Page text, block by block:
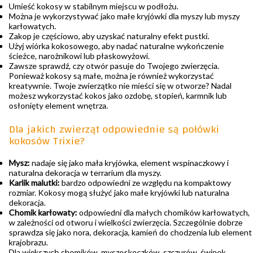
Umieść kokosy w stabilnym miejscu w podłożu.
Można je wykorzystywać jako małe kryjówki dla myszy lub myszy
karłowatych.
Zakop je częściowo, aby uzyskać naturalny efekt pustki.
Użyj wiórka kokosowego, aby nadać naturalne wykończenie
ścieżce, narożnikowi lub płaskowyżowi.
Zawsze sprawdź, czy otwór pasuje do Twojego zwierzęcia.
Ponieważ kokosy są małe, można je również wykorzystać
kreatywnie. Twoje zwierzątko nie mieści się w otworze? Nadal
możesz wykorzystać kokos jako ozdobę, stopień, karmnik lub
osłonięty element wnętrza.
Dla jakich zwierząt odpowiednie są połówki
kokosów Trixie?
Mysz:nadaje się jako mała kryjówka, element wspinaczkowy i
naturalna dekoracja w terrarium dla myszy.
Karlik malutki:bardzo odpowiedni ze względu na kompaktowy
rozmiar. Kokosy mogą służyć jako małe kryjówki lub naturalna
dekoracja.
Chomik karłowaty:odpowiedni dla małych chomików karłowatych,
w zależności od otworu i wielkości zwierzęcia. Szczególnie dobrze
sprawdza się jako nora, dekoracja, kamień do chodzenia lub element
krajobrazu.